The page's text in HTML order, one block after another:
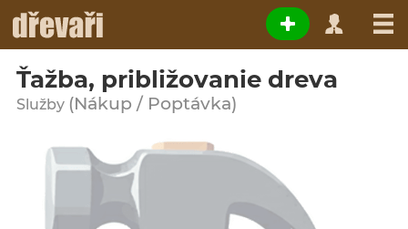
Ťažba, približovanie dreva
Služby (Nákup / Poptávka)